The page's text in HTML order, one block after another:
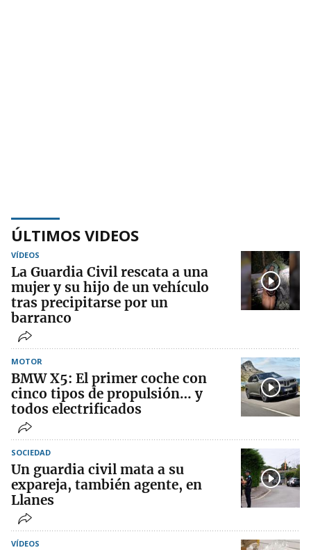
ÚLTIMOS VIDEOS
VÍDEOS
La Guardia Civil rescata a una
mujer y su hijo de un vehículo
tras precipitarse por un
barranco
MOTOR
BMW X5: El primer coche con
cinco tipos de propulsión… y
todos electrificados
SOCIEDAD
Un guardia civil mata a su
expareja, también agente, en
Llanes
VÍDEOS